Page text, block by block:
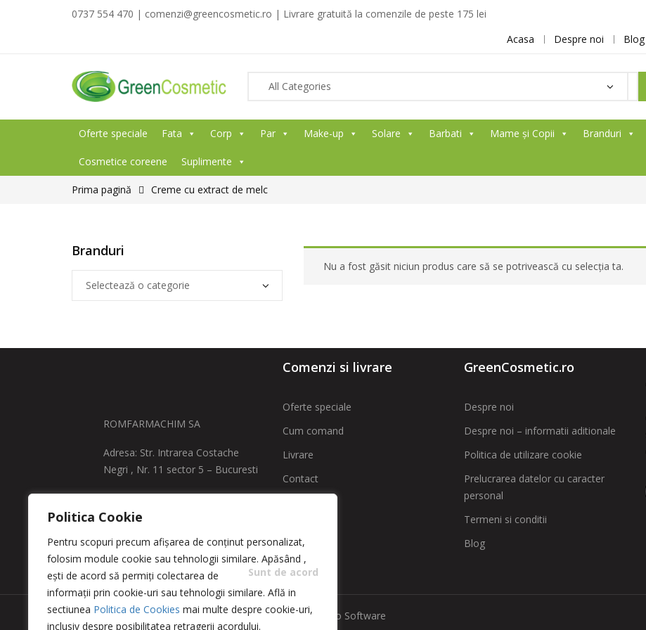
Politica Cookie
Pentru scopuri precum afișarea de conținut personalizat,
folosim module cookie sau tehnologii similare. Apăsând
Sunt de acord
,
ești de acord să permiți colectarea de
informații prin cookie-uri sau tehnologii similare. Află in
sectiunea Politica de Cookies mai multe despre cookie-uri,
inclusiv despre posibilitatea retragerii acordului.
0737 554 470 | comenzi@greencosmetic.ro | Livrare gratuită la comenzile de peste 175 lei
Acasa
Despre noi Blog
Oferte speciale Fata Corp Par Make-up Solare Barbati Mame și Copii Branduri
Cosmetice coreene Suplimente
Prima pagină Creme cu extract de melc
Nu a fost găsit niciun produs care să se potrivească cu selecția ta.
Branduri
ROMFARMACHIM SA
Adresa: Str. Intrarea Costache
Negri , Nr. 11 sector 5 – Bucuresti
comenzi@greencosmetic.ro
0213166480 / 0213162760
Comenzi si livrare
Oferte speciale
Cum comand
Livrare
Contact
GreenCosmetic.ro
Despre noi
Despre noi – informatii aditionale
Politica de utilizare cookie
Prelucrarea datelor cu caracter
personal
Termeni si conditii
Blog
Copyright 2023 © Romfarmachim SA. Realizat de Simplio Software